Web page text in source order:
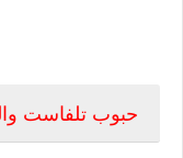
حبوب تلفاست